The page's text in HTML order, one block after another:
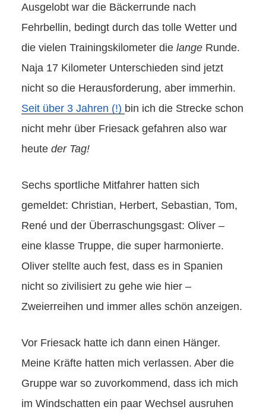
Ausgelobt war die Bäckerrunde nach
Fehrbellin, bedingt durch das tolle Wetter und
die vielen Trainingskilometer die lange Runde.
Naja 17 Kilometer Unterschieden sind jetzt
nicht so die Herausforderung, aber immerhin.
Seit über 3 Jahren (!) bin ich die Strecke schon
nicht mehr über Friesack gefahren also war
heute der Tag!
Sechs sportliche Mitfahrer hatten sich
gemeldet: Christian, Herbert, Sebastian, Tom,
René und der Überraschungsgast: Oliver –
eine klasse Truppe, die super harmonierte.
Oliver stellte auch fest, dass es in Spanien
nicht so zivilisiert zu gehe wie hier –
Zweierreihen und immer alles schön anzeigen.
Vor Friesack hatte ich dann einen Hänger.
Meine Kräfte hatten mich verlassen. Aber die
Gruppe war so zuvorkommend, dass ich mich
im Windschatten ein paar Wechsel ausruhen